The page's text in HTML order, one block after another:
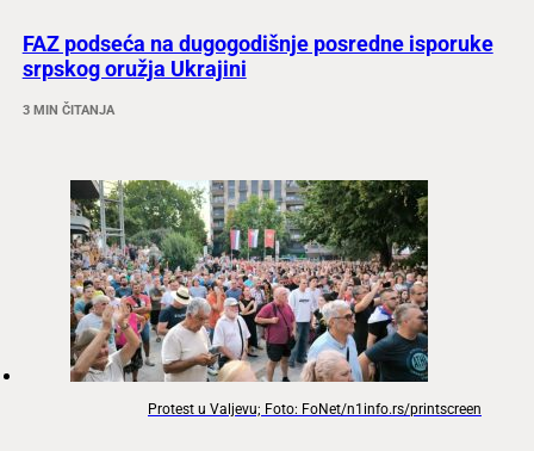
FAZ podseća na dugogodišnje posredne isporuke
srpskog oružja Ukrajini
3 MIN ČITANJA
Protest u Valjevu; Foto: FoNet/n1info.rs/printscreen